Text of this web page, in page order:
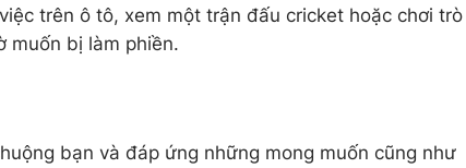
trên ô tô, xem một trận đấu cricket hoặc chơi trò
muốn bị làm phiền.
bạn và đáp ứng những mong muốn cũng như